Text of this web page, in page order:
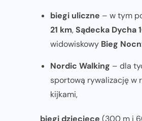
biegi uliczne – w tym
21 km,Sądecka Dycha
widowiskowy Bieg
Nordic Walking – dla
sportową rywalizację w
kijkami,
biegi dziecięce (300 m i